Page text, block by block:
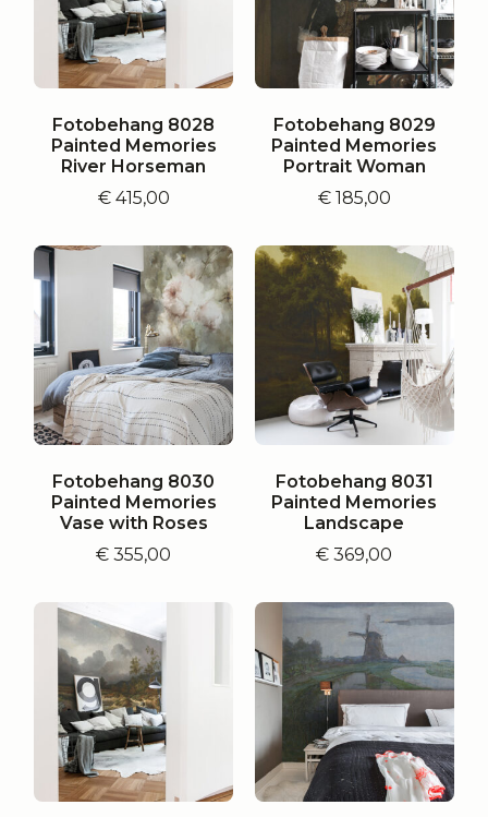
Fotobehang 8028
Painted Memories
River Horseman
€415,00
Fotobehang 8029
Painted Memories
Portrait Woman
€185,00
Fotobehang 8030
Painted Memories
Vase with Roses
€ 355,00
Fotobehang 8031
Painted Memories
Landscape
€ 369,00